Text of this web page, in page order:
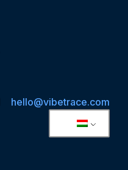
hello@vibetrace.com